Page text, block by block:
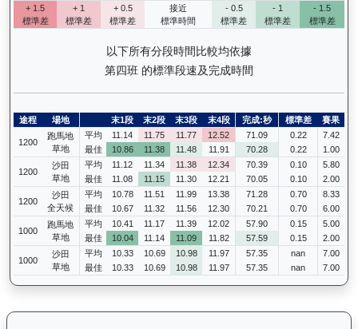
+ 1.5
標準差
+ 1
標準差
+ 0.5
標準差
接近
標準時間
- 0.5
標準差
- 1
標準差
- 1.5
標準差
以下所有分段時間比較均依據
第四班 的標準段速及完成時間
途程 場地 末1段 末2段 末3段 末4段 完成:秒 標準差 賽果
1200
跑馬地
草地
平均 11.14 11.75 11.77 12.52 71.09 0.22
7.42
最佳
10.86 11.38 11.48 11.91 70.28 0.22 1.00
1200
沙田
草地
平均 11.12 11.34 11.38 12.34 70.39 0.10
5.80
最佳
11.08 11.15 11.30 12.21 70.05 0.10 2.00
1200
沙田
全天候
平均 10.78 11.51 11.99 13.38 71.28 0.70
8.33
最佳
10.67 11.32 11.56 12.30 70.21 0.70 6.00
1000
跑馬地
草地
平均 10.41 11.17 11.39 12.02 57.90 0.15
5.00
最佳
10.04 11.14 11.09 11.82 57.59 0.15 2.00
1000
沙田
草地
平均 10.33 10.69 10.98 11.97 57.35 nan
7.00
最佳
10.33 10.69 10.98 11.97 57.35 nan 7.00